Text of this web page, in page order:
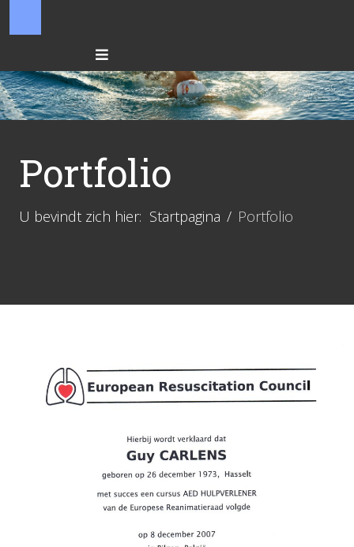
Portfolio
U bevindt zich hier: Startpagina Portfolio